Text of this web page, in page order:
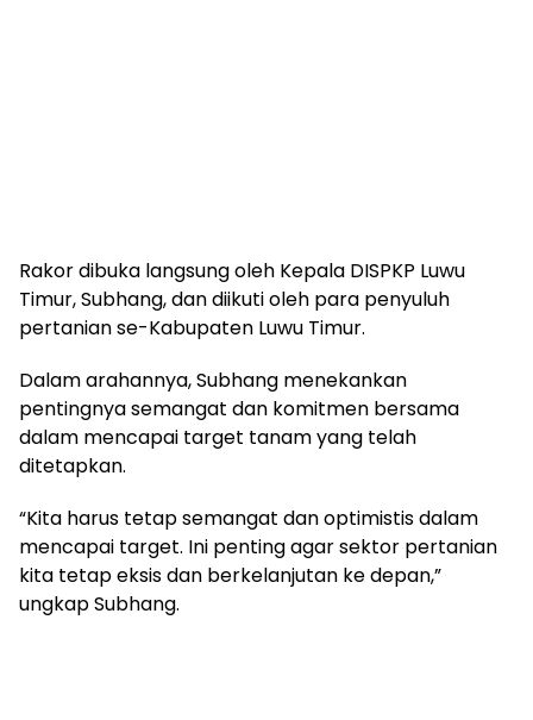
Rakor dibuka langsung oleh Kepala DISPKP Luwu
Timur, Subhang, dan diikuti oleh para penyuluh
pertanian se-Kabupaten Luwu Timur.
Dalam arahannya, Subhang menekankan
pentingnya semangat dan komitmen bersama
dalam mencapai target tanam yang telah
ditetapkan.
“Kita harus tetap semangat dan optimistis dalam
mencapai target. Ini penting agar sektor pertanian
kita tetap eksis dan berkelanjutan ke depan,”
ungkap Subhang.